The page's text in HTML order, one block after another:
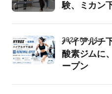
験、ミカン
ハイアルチ
酸素ジムに
ープン
2026-08-04